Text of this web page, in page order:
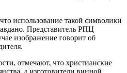
использование такой символики
Представитель РПЦ
изображение говорит об
отмечают, что христианские
а изготовители винной